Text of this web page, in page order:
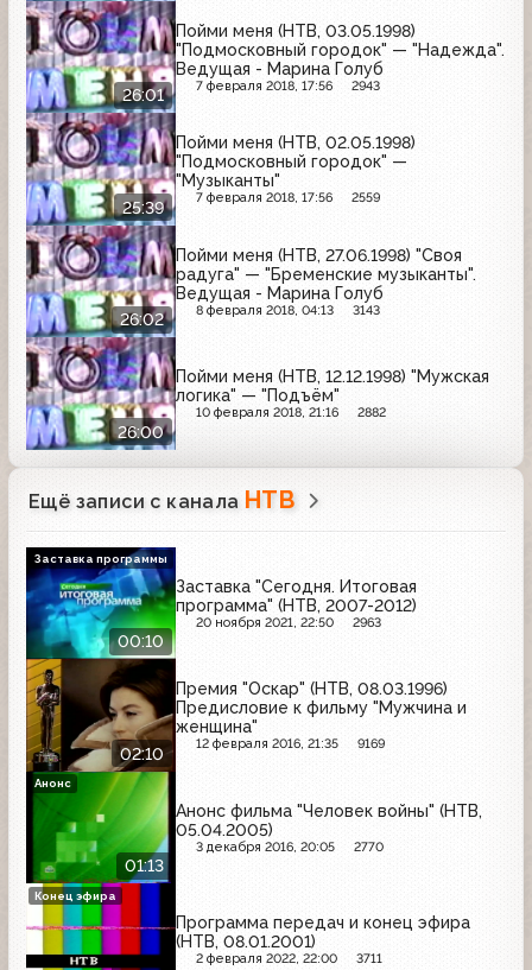
26:01
Пойми меня (НТВ, 03.05.1998)
"Подмосковный городок" — "Надежда".
Ведущая - Марина Голуб
7 февраля 2018, 17:56 2943
25:39
Пойми меня (НТВ, 02.05.1998)
"Подмосковный городок" —
"Музыканты"
7 февраля 2018, 17:56 2559
26:02
Пойми меня (НТВ, 27.06.1998) "Своя
радуга" — "Бременские музыканты".
Ведущая - Марина Голуб
8 февраля 2018, 04:13 3143
26:00
Пойми меня (НТВ, 12.12.1998) "Мужская
логика" — "Подъём"
10 февраля 2018, 21:16 2882
Ещё записи с канала НТВ
00:10
Заставка "Сегодня. Итоговая
программа" (НТВ, 2007-2012)
20 ноября 2021, 22:50 2963
Заставка программы
02:10
Премия "Оскар" (НТВ, 08.03.1996)
Предисловие к фильму "Мужчина и
женщина"
12 февраля 2016, 21:35 9169
01:13
Анонс фильма "Человек войны" (НТВ,
05.04.2005)
3 декабря 2016, 20:05 2770
Анонс
Программа передач и конец эфира
(НТВ, 08.01.2001)
2 февраля 2022, 22:00 3711
Конец эфира